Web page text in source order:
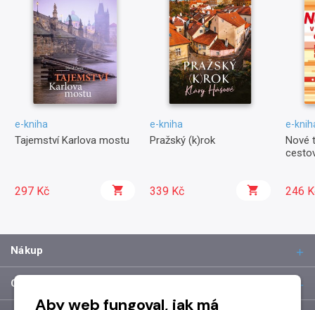
e-kniha
Tajemství Karlova mostu
297 Kč
e-kniha
Pražský (k)rok
339 Kč
e-
Nové
246
Nákup
O společnosti
Aby web fungoval, jak má